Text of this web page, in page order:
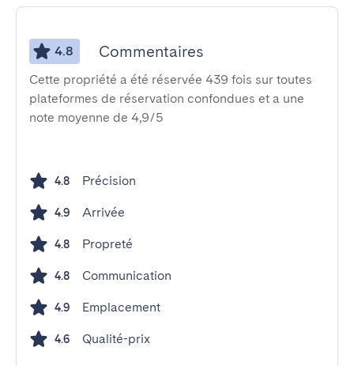
4.8 Commentaires
Cette propriété a été réservée 439 fois sur toutes
plateformes de réservation confondues et a une
note moyenne de 4,9/5
4.8 Précision
4.9 Arrivée
4.8 Propreté
4.8 Communication
4.9 Emplacement
4.6 Qualité-prix